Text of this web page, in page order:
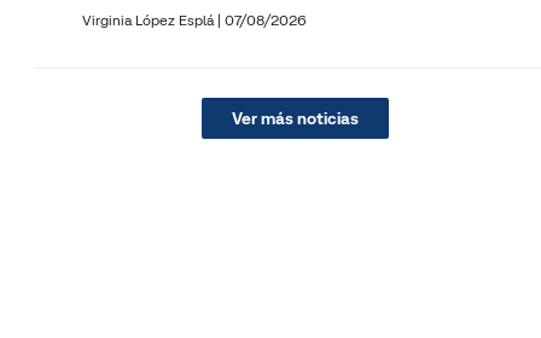
Virginia López Esplá | 07/08/2026
Ver más noticias